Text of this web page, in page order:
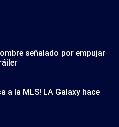
señalado por empujar
a la MLS! LA Galaxy hace